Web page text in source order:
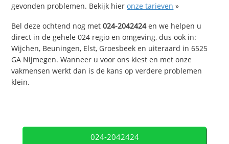
gevonden problemen. Bekijk hieronze tarieven »
Bel deze ochtend nog met024-2042424en we helpen u
direct in de gehele 024 regio en omgeving, dus ook in:
Wijchen, Beuningen, Elst, Groesbeek en uiteraard in 6525
GA Nijmegen. Wanneer u voor ons kiest en met onze
vakmensen werkt dan is de kans op verdere problemen
klein.
024-2042424